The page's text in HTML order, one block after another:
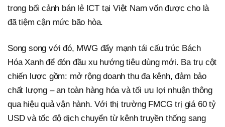
trong bối cảnh bán lẻ ICT tại Việt Nam vốn được cho là
đã tiệm cận mức bão hòa.
Song song với đó, MWG đẩy mạnh tái cấu trúc Bách
Hóa Xanh để đón đầu xu hướng tiêu dùng mới. Ba trụ cột
chiến lược gồm: mở rộng doanh thu đa kênh, đảm bảo
chất lượng – an toàn hàng hóa và tối ưu lợi nhuận thông
qua hiệu quả vận hành. Với thị trường FMCG trị giá 60 tỷ
USD và tốc độ dịch chuyển từ kênh truyền thống sang